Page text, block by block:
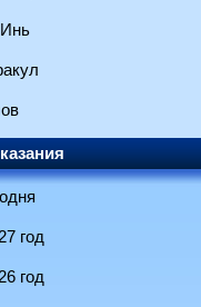
Инь
год
год